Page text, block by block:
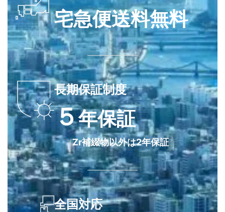
宅急便送料無料
長期保証制度
５年保証
Zr補綴物以外は2年保証
全国対応